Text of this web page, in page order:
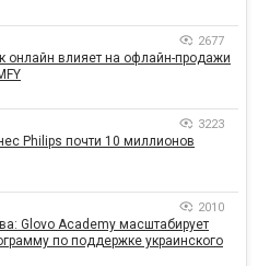
2677
онлайн влияет на офлайн-продажи
3223
Philips почти 10 миллионов
2010
Glovo Academy масштабирует
по поддержке украинского